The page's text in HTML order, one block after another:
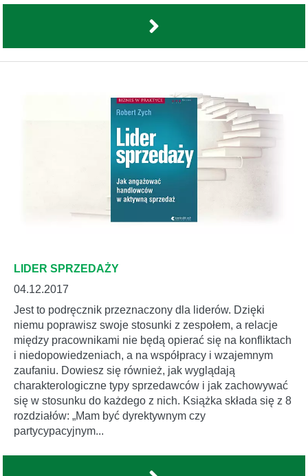
LIDER SPRZEDAŻY
04.12.2017
Jest to podręcznik przeznaczony dla liderów. Dzięki
niemu poprawisz swoje stosunki z zespołem, a relacje
między pracownikami nie będą opierać się na konfliktach
i niedopowiedzeniach, a na współpracy i wzajemnym
zaufaniu. Dowiesz się również, jak wyglądają
charakterologiczne typy sprzedawców i jak zachowywać
się w stosunku do każdego z nich. Książka składa się z 8
rozdziałów: „Mam być dyrektywnym czy
partycypacyjnym...